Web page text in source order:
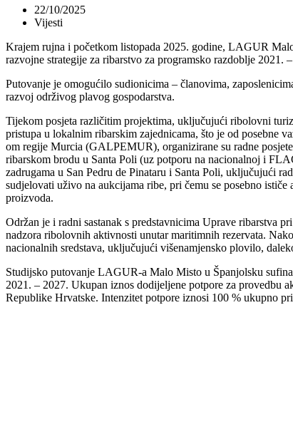
22/10/2025
Vijesti
Krajem rujna i početkom listopada 2025. godine, LAGUR
razvojne strategije za ribarstvo za programsko razdoblje 2021.
Putovanje je omogućilo sudionicima – članovima,
razvoj održivog plavog gospodarstva.
Tijekom posjeta različitim projektima, uključujući ribolovni
pristupa u lokalnim ribarskim zajednicama, što je od posebne
om regije Murcia (GALPEMUR), organizirane su radne
ribarskom brodu u Santa Poli (uz potporu na nacionalnoj i
zadrugama u San Pedru de Pinataru i Santa Poli, uključujući
sudjelovati uživo na aukcijama ribe, pri čemu se posebno
proizvoda.
Održan je i radni sastanak s predstavnicima Uprave ribarstva
nadzora ribolovnih aktivnosti unutar maritimnih rezervata.
nacionalnih sredstava, uključujući višenamjensko plovilo,
Studijsko putovanje LAGUR-a Malo Misto u Španjolsku
2021. – 2027. Ukupan iznos dodijeljene potpore za
Republike Hrvatske. Intenzitet potpore iznosi 100 % ukupno